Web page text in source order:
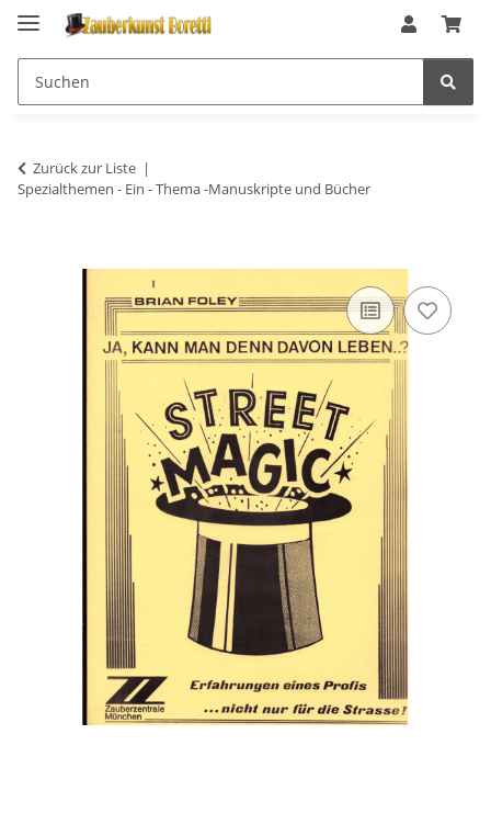
Zurück zur Liste
Spezialthemen - Ein - Thema -Manuskripte und Bücher